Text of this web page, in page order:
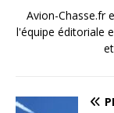
Avion-Chasse.fr
l'équipe éditoriale